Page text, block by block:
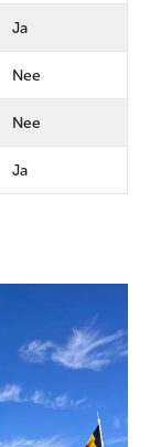
Ja
Nee
Nee
Ja
die mogelijk
bekende
onze club verrijkt
van casino-
een
te ervaren en
brede scala